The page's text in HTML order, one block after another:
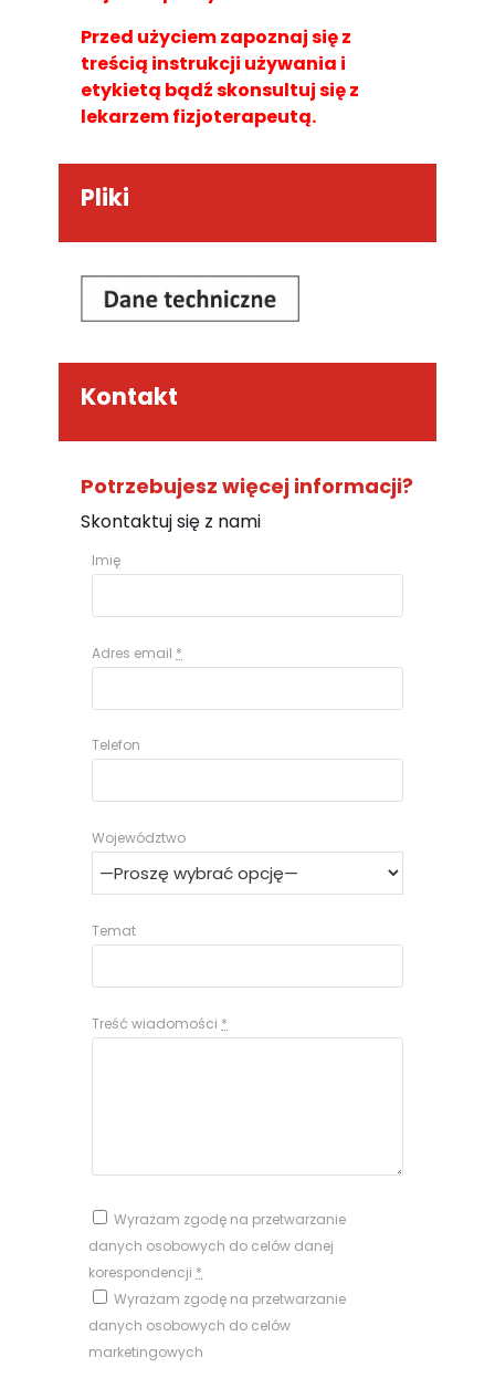
Przed użyciem zapoznaj się z
treścią instrukcji używania i
etykietą bądź skonsultuj się z
lekarzem fizjoterapeutą.
Pliki
Kontakt
Potrzebujesz więcej informacji?
Skontaktuj się z nami
Imię
Adres email *
Telefon
Województwo
Temat
Treść wiadomości *
Wyrażam zgodę na przetwarzanie
danych osobowych do celów danej
korespondencji *
Wyrażam zgodę na przetwarzanie
danych osobowych do celów
marketingowych